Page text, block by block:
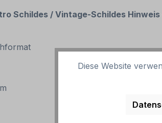
Schildes / Vintage-Schildes
Diese Website